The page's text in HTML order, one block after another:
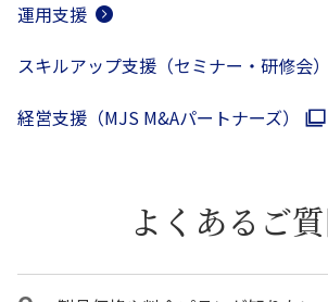
運用支援
スキルアップ支援（セミナー・研修会）
経営支援（MJS M&Aパートナーズ）
よくあるご